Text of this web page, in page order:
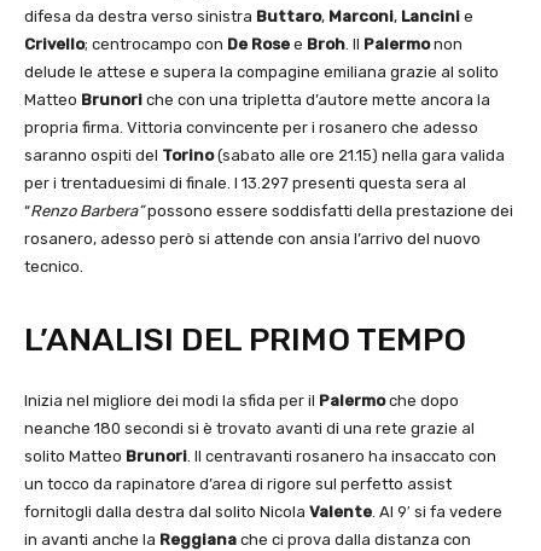
difesa da destra verso sinistra Buttaro, Marconi, Lancini e
Crivello; centrocampo con De Rose e Broh. Il Palermonon
delude le attese e supera la compagine emiliana grazie al solito
Matteo Brunori che con una tripletta d’autore mette ancora la
propria firma. Vittoria convincente per i rosanero che adesso
saranno ospiti del Torino(sabato alle ore 21.15) nella gara valida
per i trentaduesimi di finale. I 13.297 presenti questa sera al
“Renzo Barbera”possono essere soddisfatti della prestazione dei
rosanero, adesso però si attende con ansia l’arrivo del nuovo
tecnico.
L’ANALISI DEL PRIMO TEMPO
Inizia nel migliore dei modi la sfida per il Palermoche dopo
neanche 180 secondi si è trovato avanti di una rete grazie al
solito Matteo Brunori. Il centravanti rosanero ha insaccato con
un tocco da rapinatore d’area di rigore sul perfetto assist
fornitogli dalla destra dal solito Nicola Valente. Al 9′ si fa vedere
in avanti anche la Reggiana che ci prova dalla distanza con